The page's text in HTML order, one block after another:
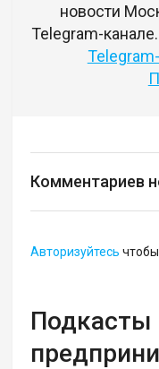
новости
Telegram-
Комментариев
Авторизуйтесь
Подкасты